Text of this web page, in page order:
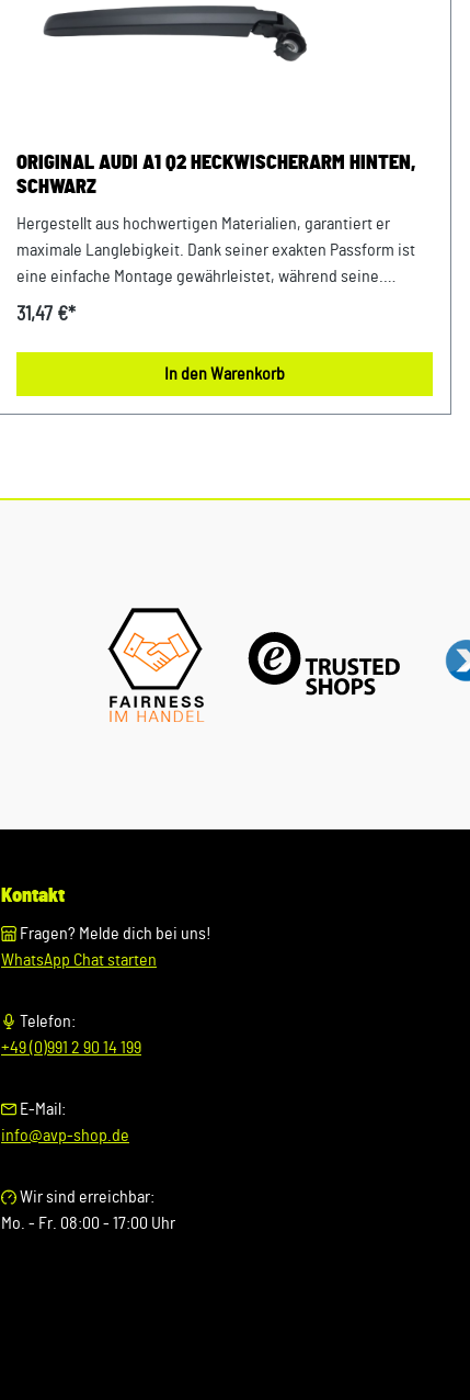
ORIGINAL AUDI A1 Q2 HECKWISCHERARM HINTEN,
SCHWARZ
Hergestellt aus hochwertigen Materialien, garantiert er
maximale Langlebigkeit. Dank seiner exakten Passform ist
eine einfache Montage gewährleistet, während seine.
Verlassen Sie sich auf gewohnte Originalteile Qualität und
Ersatzteilehochwertige Originalteile Qualität Verwendung:
passend bei Audi A1 Bj. ab 2019 Audi Q2 Bj. ab 2017
31,47 €*
In den Warenkorb
Kontakt
Fragen? Melde dich bei uns!
WhatsApp Chat starten
Telefon:
+49 (0)991 2 90 14 199
E-Mail:
info@avp-shop.de
Wir sind erreichbar:
Mo. - Fr. 08:00 - 17:00 Uhr